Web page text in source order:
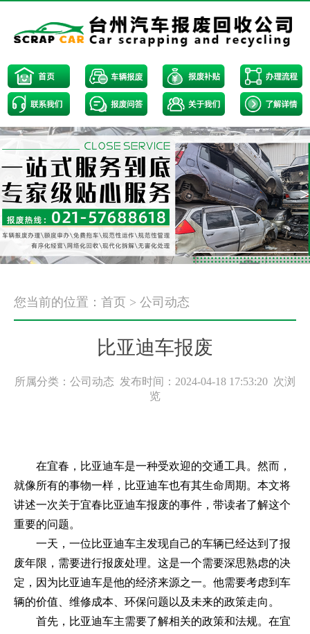
< >
您当前的位置： 首页 > 公司动态
比亚迪车报废
所属分类：公司动态 发布时间：2024-04-18 17:53:20 次浏
览
在宜春，比亚迪车是一种受欢迎的交通工具。然而，
就像所有的事物一样，比亚迪车也有其生命周期。本文将
讲述一次关于宜春比亚迪车报废的事件，带读者了解这个
重要的问题。
一天，一位比亚迪车主发现自己的车辆已经达到了报
废年限，需要进行报废处理。这是一个需要深思熟虑的决
定，因为比亚迪车是他的经济来源之一。他需要考虑到车
辆的价值、维修成本、环保问题以及未来的政策走向。
首先，比亚迪车主需要了解相关的政策和法规。在宜